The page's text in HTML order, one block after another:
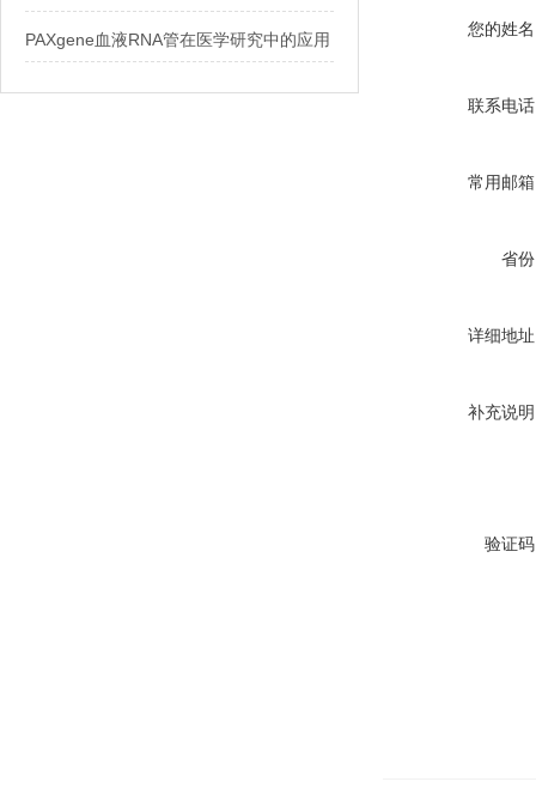
PAXgene血液RNA管在医学研究中的应用
您的姓
联系电
常用邮
省
详细地
补充说
验证